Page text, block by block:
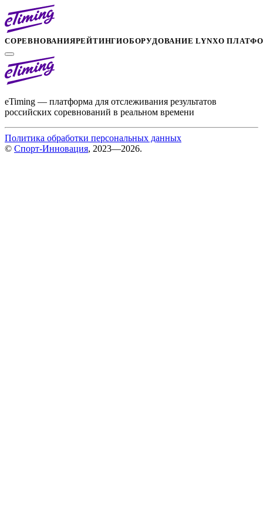
СОРЕВНОВАНИЯРЕЙТИНГИОБОРУДОВАНИЕ LYNXО
eTiming — платформа для отслеживания результатов
российских соревнований в реальном времени
Политика обработки персональных данных
© Спорт-Инновация, 2023—2026.